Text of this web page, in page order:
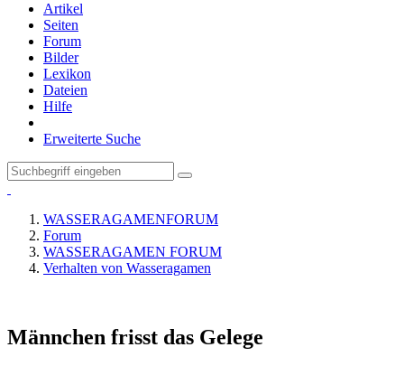
Artikel
Seiten
Forum
Bilder
Lexikon
Dateien
Hilfe
Erweiterte Suche
WASSERAGAMENFORUM
Forum
WASSERAGAMEN FORUM
Verhalten von Wasseragamen
Männchen frisst das Gelege